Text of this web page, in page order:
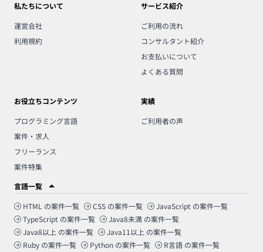
私たちについて
運営会社
利用規約
サービス紹介
ご利用の流れ
コンサルタント紹介
お支払いについて
よくある質問
お役立ちコンテンツ
プログラミング言語
案件・求人
フリーランス
案件特集
実績
ご利用者の声
言語一覧
HTML の案件一覧 CSS の案件一覧 JavaScript の案件一覧
TypeScript の案件一覧 Java8未満 の案件一覧
Java8以上 の案件一覧 Java11以上 の案件一覧
Ruby の案件一覧 Python の案件一覧 R言語 の案件一覧